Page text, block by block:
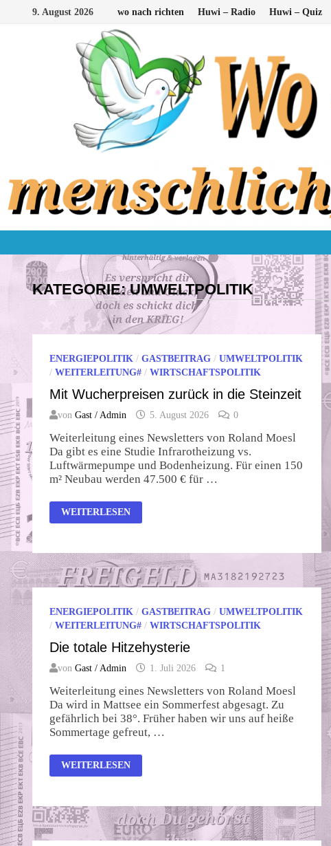
9. August 2026 wo nach richten Huwi – Radio Huwi – Quiz
KATEGORIE:UMWELTPOLITIK
ENERGIEPOLITIK / GASTBEITRAG / UMWELTPOLITIK
/ WEITERLEITUNG# / WIRTSCHAFTSPOLITIK
Mit Wucherpreisen zurück in die Steinzeit
von Gast / Admin 5. August 2026 0
Weiterleitung eines Newsletters von Roland Moesl
Da gibt es eine Studie Infrarotheizung vs.
Luftwärmepumpe und Bodenheizung. Für einen 150
m² Neubau werden 47.500 € für …
MIT
WUCHERPREISEN
STEINZEIT
WEITERLESEN
ENERGIEPOLITIK / GASTBEITRAG / UMWELTPOLITIK
/ WEITERLEITUNG# / WIRTSCHAFTSPOLITIK
Die totale Hitzehysterie
von Gast / Admin 1. Juli 2026 1
Weiterleitung eines Newsletters von Roland Moesl
Da wird in Mattsee ein Sommerfest abgesagt. Zu
gefährlich bei 38°. Früher haben wir uns auf heiße
Sommertage gefreut, …
DIE
TOTALE
WEITERLESEN